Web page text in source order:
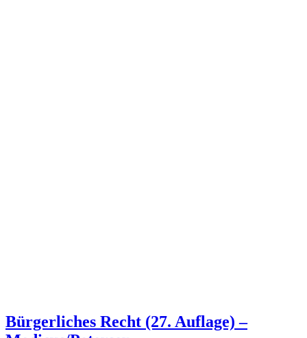
Bürgerliches Recht (27. Auflage) –